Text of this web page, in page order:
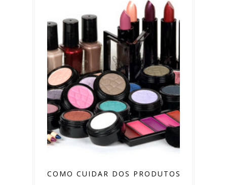
COMO CUIDAR DOS PRODUTOS DE